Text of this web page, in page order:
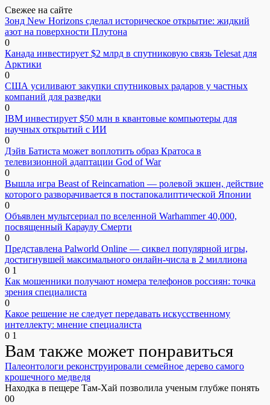
Свежее на сайте
Зонд New Horizons сделал историческое открытие: жидкий
азот на поверхности Плутона
0
Канада инвестирует $2 млрд в спутниковую связь Telesat для
Арктики
0
США усиливают закупки спутниковых радаров у частных
компаний для разведки
0
IBM инвестирует $50 млн в квантовые компьютеры для
научных открытий с ИИ
0
Дэйв Батиста может воплотить образ Кратоса в
телевизионной адаптации God of War
0
Вышла игра Beast of Reincarnation — ролевой экшен, действие
которого разворачивается в постапокалиптической Японии
0
Объявлен мультсериал по вселенной Warhammer 40,000,
посвященный Караулу Смерти
0
Представлена Palworld Online — сиквел популярной игры,
достигнувшей максимального онлайн-числа в 2 миллиона
0 1
Как мошенники получают номера телефонов россиян: точка
зрения специалиста
0
Какое решение не следует передавать искусственному
интеллекту: мнение специалиста
0 1
Вам также может понравиться
Палеонтологи реконструировали семейное дерево самого
крошечного медведя
Находка в пещере Там-Хай позволила ученым глубже понять
00